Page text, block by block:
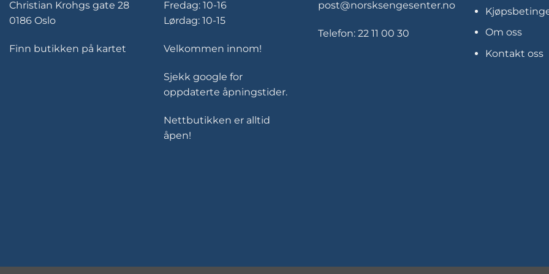
Christian Krohgs gate 28
0186 Oslo
Finn butikken på kartet
Fredag: 10-16
Lørdag: 10-15
Velkommen innom!
Sjekk google for
oppdaterte åpningstider.
Nettbutikken er alltid
åpen!
post@norsksengesenter.no
Telefon: 22 11 00 30
Om oss
Kontakt oss